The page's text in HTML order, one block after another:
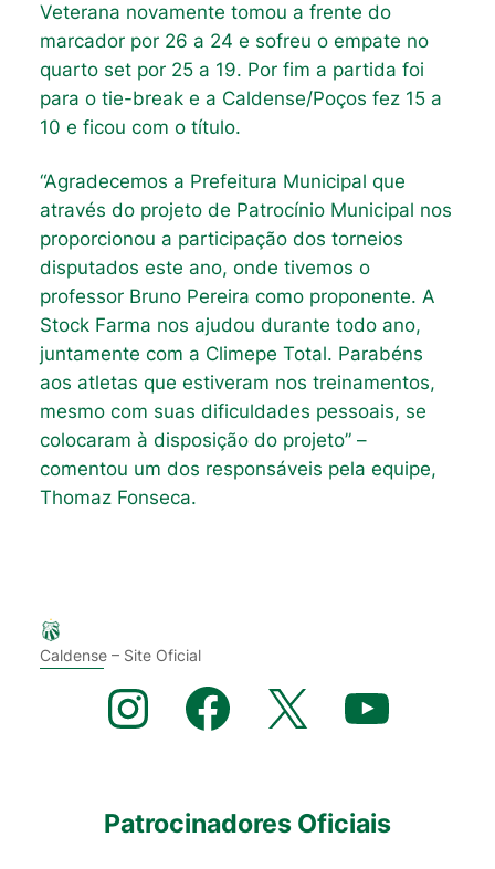
Veterana novamente tomou a frente do
marcador por 26 a 24 e sofreu o empate no
quarto set por 25 a 19. Por fim a partida foi
para o tie-break e a Caldense/Poços fez 15 a
10 e ficou com o título.
“Agradecemos a Prefeitura Municipal que
através do projeto de Patrocínio Municipal nos
proporcionou a participação dos torneios
disputados este ano, onde tivemos o
professor Bruno Pereira como proponente. A
Stock Farma nos ajudou durante todo ano,
juntamente com a Climepe Total. Parabéns
aos atletas que estiveram nos treinamentos,
mesmo com suas dificuldades pessoais, se
colocaram à disposição do projeto” –
comentou um dos responsáveis pela equipe,
Thomaz Fonseca.
Caldense – Site Oficial
Instagram Facebook X YouTube
Patrocinadores Oficiais